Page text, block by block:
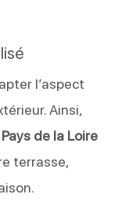
l’aspect
Ainsi,
de la Loire
terrasse,